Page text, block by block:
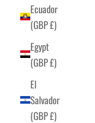
Ecuador
(GBP £)
Egypt
(GBP £)
El
Salvador
(GBP £)